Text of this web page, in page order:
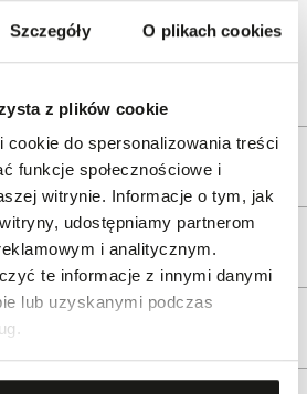
Szczegóły O plikach cookies
z plików cookie
do spersonalizowania treści
funkcje społecznościowe i
witrynie. Informacje o tym, jak
udostępniamy partnerom
i analitycznym.
te informacje z innymi danymi
lub uzyskanymi podczas
W.KRUK S.A.